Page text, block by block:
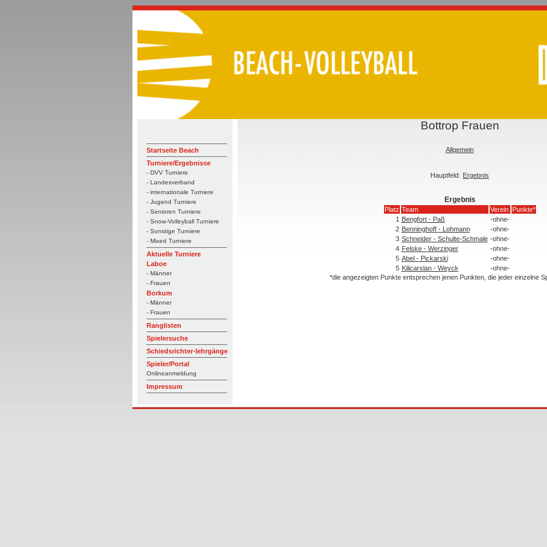
Startseite Beach
Turniere/Ergebnisse
- DVV Turniere
- Landesverband
- internationale Turniere
- Jugend Turniere
- Senioren Turniere
- Snow-Volleyball Turniere
- Sonstige Turniere
- Mixed Turniere
Aktuelle Turniere
Laboe
- Männer
- Frauen
Borkum
- Männer
- Frauen
Ranglisten
Spielersuche
Schiedsrichter-lehrgänge
Spieler/Portal
Onlineanmeldung
Impressum
Bottrop Frauen
Allgemein
Hauptfeld: Ergebnis
Ergebnis
Platz Team Verein
Punkte*
1 Bengfort - Paß
-ohne-
2 Benninghoff - Lohmann
-ohne-
3 Schneider - Schulte-Schmale -ohne-
4 Felske - Werzinger
-ohne-
5 Abel - Pickarski
-ohne-
5 Kilicarslan - Weyck
-ohne-
*die angezeigten Punkte entsprechen jenen Punkten, die jeder einzelne